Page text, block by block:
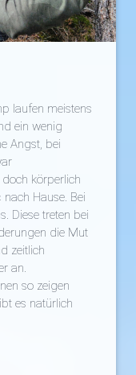
laufen meistens
ein wenig
Angst, bei
körperlich
Hause. Bei
Diese treten bei
die Mut
zeitlich
an.
so zeigen
es natürlich